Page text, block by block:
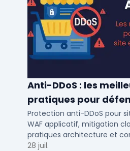
Anti-DDoS : les
pratiques pour
e-commerce en
Protection anti-DDoS pour
WAF applicatif, mitigation
pratiques architecture et
solutions testees par des DSI
28 juil.